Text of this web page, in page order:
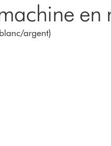
en
argent)